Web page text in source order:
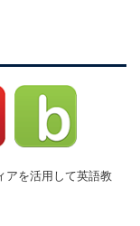
アを活用して英語教